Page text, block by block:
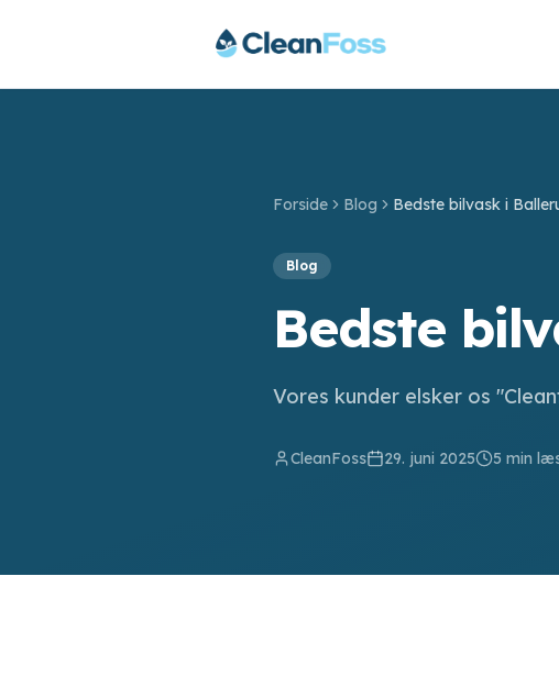
Forside Blog Bedste bilvask i
Blog
Bedste
Vores kunder elsker os
CleanFoss 29. juni 2025 5 min